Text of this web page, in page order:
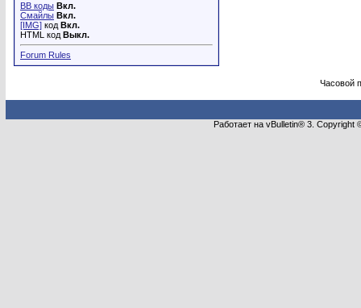
BB коды Вкл.
Смайлы Вкл.
[IMG] код Вкл.
HTML код Выкл.
Forum Rules
Часовой
Работает на vBulletin® 3.